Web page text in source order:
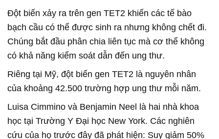
Đột biến xảy ra trên gen TET2 khiến các tế bào
bạch cầu có thể được sinh ra nhưng không chết đi.
Chúng bắt đầu phân chia liên tục mà cơ thể không
có khả năng kiểm soát dẫn đến ung thư.
Riêng tại Mỹ, đột biến gen TET2 là nguyên nhân
của khoảng 42.500 trường hợp ung thư mỗi năm.
Luisa Cimmino và Benjamin Neel là hai nhà khoa
học tại Trường Y Đại học New York. Các nghiên
cứu của họ trước đây đã phát hiện: Suy giảm 50%